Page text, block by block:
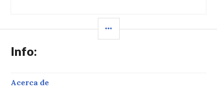
LATERAL
Info:
Acerca de